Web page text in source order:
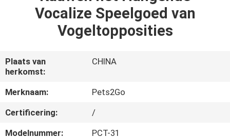
PRODUCTEN
ONS
FABRIEKSREIS
CONTACTEER
Vocalize Speelgoed van
Vogeltopposities
Plaats van
herkomst:
CHINA
Merknaam:
Pets2Go
Certificering:
/
Modelnummer:
PCT-31